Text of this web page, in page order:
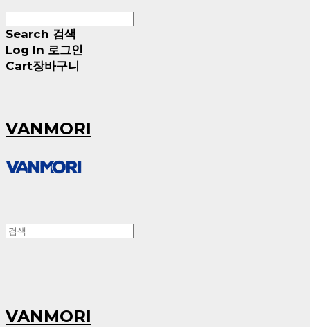
Search 검색
Log In 로그인
Cart장바구니
VANMORI
VANMORI